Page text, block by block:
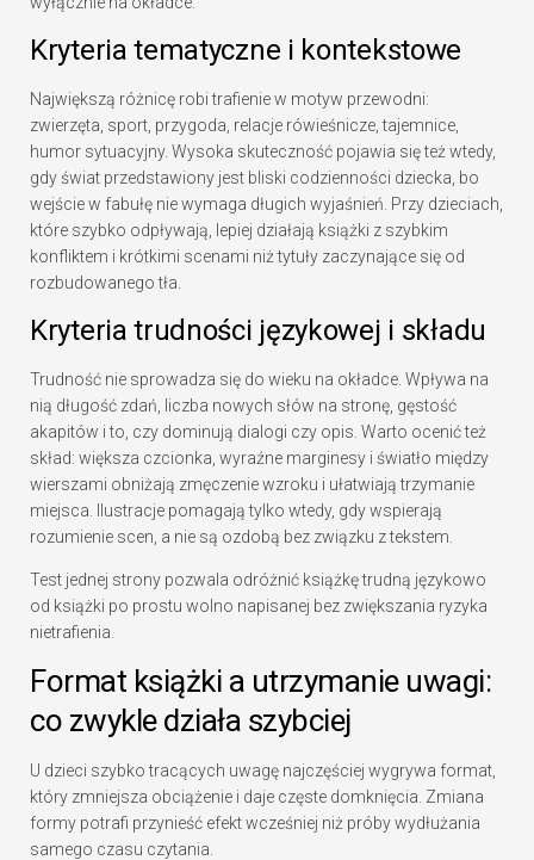
Kryteria tematyczne i kontekstowe
Największą różnicę robi trafienie w motyw przewodni:
zwierzęta, sport, przygoda, relacje rówieśnicze, tajemnice,
humor sytuacyjny. Wysoka skuteczność pojawia się też wtedy,
gdy świat przedstawiony jest bliski codzienności dziecka, bo
wejście w fabułę nie wymaga długich wyjaśnień. Przy dzieciach,
które szybko odpływają, lepiej działają książki z szybkim
konfliktem i krótkimi scenami niż tytuły zaczynające się od
rozbudowanego tła.
Kryteria trudności językowej i składu
Trudność nie sprowadza się do wieku na okładce. Wpływa na
nią długość zdań, liczba nowych słów na stronę, gęstość
akapitów i to, czy dominują dialogi czy opis. Warto ocenić też
skład: większa czcionka, wyraźne marginesy i światło między
wierszami obniżają zmęczenie wzroku i ułatwiają trzymanie
miejsca. Ilustracje pomagają tylko wtedy, gdy wspierają
rozumienie scen, a nie są ozdobą bez związku z tekstem.
Test jednej strony pozwala odróżnić książkę trudną językowo
od książki po prostu wolno napisanej bez zwiększania ryzyka
nietrafienia.
Format książki a utrzymanie uwagi:
co zwykle działa szybciej
U dzieci szybko tracących uwagę najczęściej wygrywa format,
który zmniejsza obciążenie i daje częste domknięcia. Zmiana
formy potrafi przynieść efekt wcześniej niż próby wydłużania
samego czasu czytania.